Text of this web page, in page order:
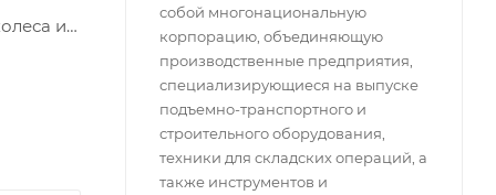
и
p>
собой многонациональную
корпорацию, объединяющую
производственные предприятия,
специализирующиеся на выпуске
подъемно-транспортного и
строительного оборудования,
техники для складских операций, а
также инструментов и